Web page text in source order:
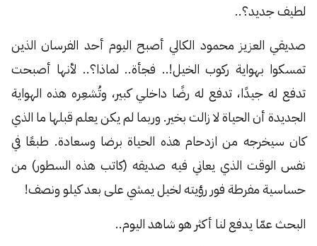
لطيف جديد؟..
صديقي العزيز محمود الكالي أصبح اليوم أحد الفرسان الذين
تمسكوا بهواية ركوب الخيل!.. فجأة.. لماذا؟.. لأنها أصبحت
تدفع له جيدًا، تدفع له رضًا داخلي كبير، وتُشعِره هذه الهواية
الجديدة أن الحياة لا زالت بخير. وربما لم يكن يعلم قبلها ما الذي
كان سيخرجه من ازدحام هذه الحياة برضا وسعادة. طبعًا في
نفس الوقت الذي يعاني فيه صديقه (كاتب هذه السطور) من
حساسية مفرطة فور رؤيته لخيل يمشي على بعد كيلو ونصف!
البحث عمّا يدفع لنا أكثر هو شاهد اليوم..